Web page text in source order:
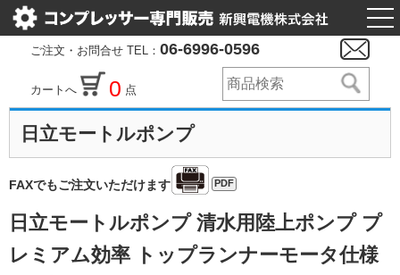
ご注文・お問合せ TEL： 06-6996-0596
カートへ 0 点
日立モートルポンプ
FAXでもご注文いただけます PDF
日立モートルポンプ 清水用陸上ポンプ プ
レミアム効率 トップランナーモータ仕様